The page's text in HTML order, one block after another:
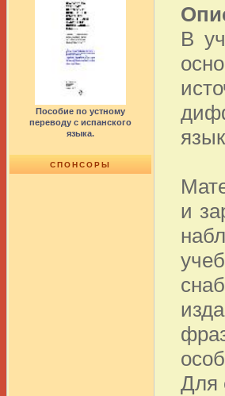
Пособие по устному
переводу с испанского
языка.
СПОНСОРЫ
В
и
Для